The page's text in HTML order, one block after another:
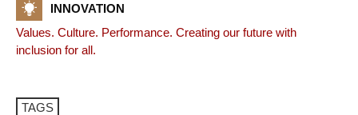
INNOVATION
Values. Culture. Performance. Creating our future with
inclusion for all.
TAGS